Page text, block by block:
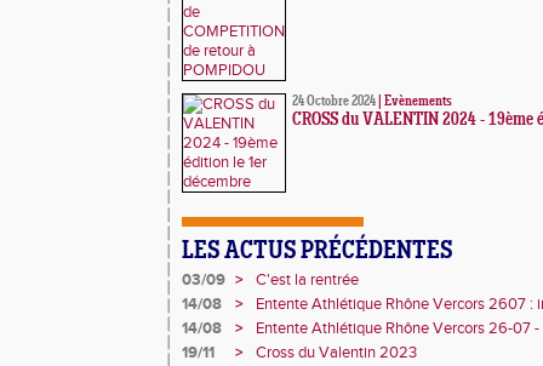
24 Octobre 2024 Evènements
CROSS du VALENTIN 2024 - 19ème
LES ACTUS PRÉCÉDENTES
03/09 >
C'est la rentrée
14/08
>
Entente Athlétique Rhône Vercors 2607 :
2025
14/08 >
Entente Athlétique Rhône Vercors 26-07
2025
19/11 >
Cross du Valentin 2023